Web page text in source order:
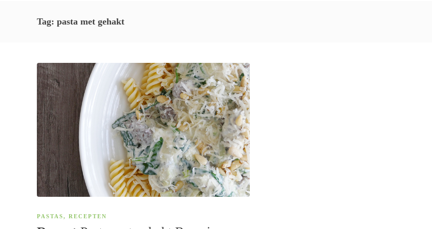
Tag: pasta met gehakt
PASTAS, RECEPTEN